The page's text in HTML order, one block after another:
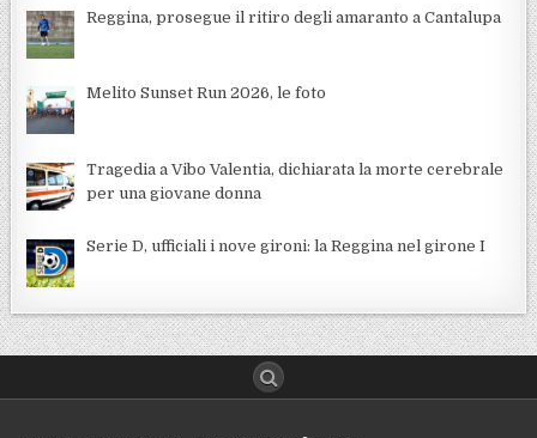
Reggina, prosegue il ritiro degli amaranto a Cantalupa
Melito Sunset Run 2026, le foto
Tragedia a Vibo Valentia, dichiarata la morte cerebrale
per una giovane donna
Serie D, ufficiali i nove gironi: la Reggina nel girone I